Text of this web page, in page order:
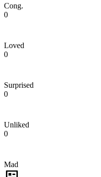
Cong.
0
Loved
0
Surprised
0
Unliked
0
Mad